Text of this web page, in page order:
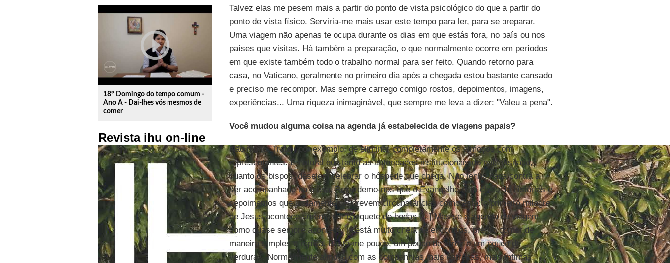
play_circle_outline
18º Domingo do tempo comum -
Ano A - Dai-lhes vós mesmos de
comer
Revista ihu on-line
Talvez elas me pesem mais a partir do ponto de vista psicológico do que a partir do
ponto de vista físico. Serviria-me mais usar este tempo para ler, para se preparar.
Uma viagem não apenas te ocupa durante os dias em que estás fora, no país ou nos
países que visitas. Há também a preparação, o que normalmente ocorre em períodos
em que existe também todo o trabalho normal para ser feito. Quando retorno para
casa, no Vaticano, geralmente no primeiro dia após a chegada estou bastante cansado
e preciso me recompor. Mas sempre carrego comigo rostos, depoimentos, imagens,
experiências... Uma riqueza inimaginável, que sempre me leva a dizer: "Valeu a pena".
Você mudou alguma coisa na agenda já estabelecida de viagens papais?
Não muito. Tratei, por exemplo, de eliminar completamente os almoços com
representantes. É natural que tanto as autoridades institucionais do país visitado,
quanto os bispos, desejem celebrar o hóspede que chega. Não tenho nada contra a
ser acompanhado na mesa. Recordemo-nos que o Evangelho está cheio de histórias e
depoimentos que justamente descrevem circunstâncias como esta: o primeiro milagre
de Jesus acontece durante um banquete de bodas [...] Mas se a agenda de viagem,
como quase sempre acontece, já está muito cheia de encontros, prefiro comer de
maneira simples e rápida. Basta-me pouco, um pouco de arroz e um pouco de
verduras. Normalmente almoço com as companhias mais estreitas, mais íntimas: